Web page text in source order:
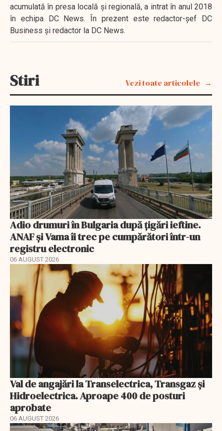
acumulată în presa locală şi regională, a intrat în anul 2018
în echipa DC News. În prezent este redactor-şef DC
Business şi redactor la DC News.
Stiri Vezi toate articolele
Adio drumuri în Bulgaria după țigări ieftine.
ANAF și Vama îi trec pe cumpărători într-un
registru electronic
06 AUGUST 2026
Val de angajări la Transelectrica, Transgaz și
Hidroelectrica. Aproape 400 de posturi
aprobate
06 AUGUST 2026